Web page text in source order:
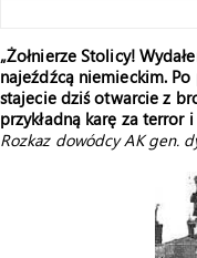
„Żołnierze Stolicy!
najeźdźcą niemieckim.
stajecie dziś otwarcie z
przykładną karę za terror
Rozkaz dowódcy AK gen.